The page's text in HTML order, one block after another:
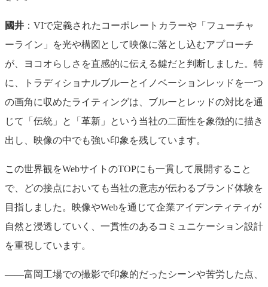
國井 ：VIで定義されたコーポレートカラーや「フューチャ
ーライン」を光や構図として映像に落とし込むアプローチ
が、ヨコオらしさを直感的に伝える鍵だと判断しました。特
に、トラディショナルブルーとイノベーションレッドを一つ
の画角に収めたライティングは、ブルーとレッドの対比を通
じて「伝統」と「革新」という当社の二面性を象徴的に描き
出し、映像の中でも強い印象を残しています。
この世界観をWebサイトのTOPにも一貫して展開すること
で、どの接点においても当社の意志が伝わるブランド体験を
目指しました。映像やWebを通じて企業アイデンティティが
自然と浸透していく、一貫性のあるコミュニケーション設計
を重視しています。
――富岡工場での撮影で印象的だったシーンや苦労した点、